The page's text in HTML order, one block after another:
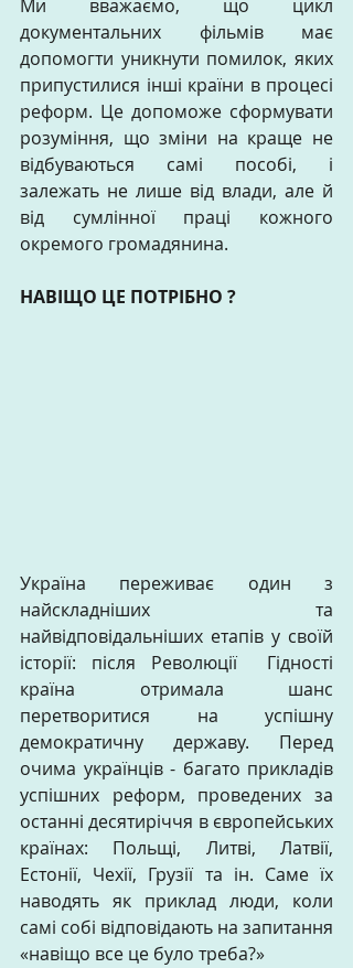
Ми вважаємо, що цикл
документальних фільмів має
допомогти уникнути помилок, яких
припустилися інші країни в процесі
реформ. Це допоможе сформувати
розуміння, що зміни на краще не
відбуваються самі пособі, і
залежать не лише від влади, але й
від сумлінної праці кожного
окремого громадянина.
НАВІЩО ЦЕ ПОТРІБНО ?
Україна переживає один з
найскладніших та
найвідповідальніших етапів у своїй
історії: після Революції  Гідності
країна отримала шанс
перетворитися на успішну
демократичну державу. Перед
очима українців - багато прикладів
успішних реформ, проведених за
останні десятиріччя в європейських
країнах: Польщі, Литві, Латвії,
Естонії, Чехії, Грузії та ін. Саме їх
наводять як приклад люди, коли
самі собі відповідають на запитання
«навіщо все це було треба?»